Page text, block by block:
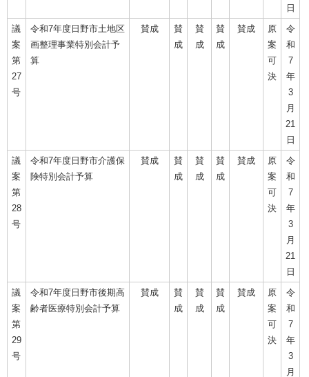
日
議
案
第
27
号
令和7年度日野市土地区
画整理事業特別会計予
算
賛成
賛
成
賛
成
賛
成
賛成
原
案
可
決
令
和
7
年
3
月
21
日
議
案
第
28
号
令和7年度日野市介護保
険特別会計予算
賛成
賛
成
賛
成
賛
成
賛成
原
案
可
決
令
和
7
年
3
月
21
日
議
案
第
29
号
令和7年度日野市後期高
齢者医療特別会計予算
賛成
賛
成
賛
成
賛
成
賛成
原
案
可
決
令
和
7
年
3
月